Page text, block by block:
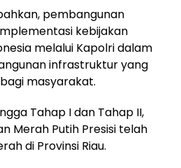
pembangunan
kebijakan
melalui Kapolri dalam
infrastruktur yang
masyarakat.
Tahap I dan Tahap II,
Merah Putih Presisi telah
di Provinsi Riau.